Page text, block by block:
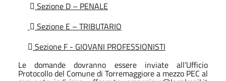
 Sezione D – PENALE
 Sezione E – TRIBUTARIO
 Sezione F - GIOVANI PROFESSIONISTI
Le domande dovranno essere inviate all’Ufficio
Protocollo del Comune di Torremaggiore a mezzo PEC al